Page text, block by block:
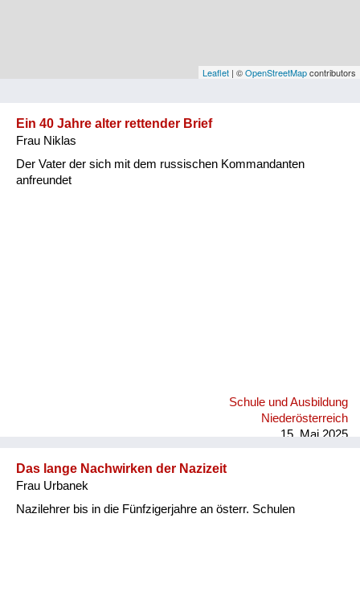
Vorarlberg
Wiederaufbau und
Wohnen
Leaflet | ©OpenStreetMapcontributors
Ein 40 Jahre alter rettender Brief
Frau Niklas
Der Vater der sich mit dem russischen Kommandanten
anfreundet
Schule und Ausbildung
Niederösterreich
15. Mai 2025
Das lange Nachwirken der Nazizeit
Frau Urbanek
Nazilehrer bis in die Fünfzigerjahre an österr. Schulen